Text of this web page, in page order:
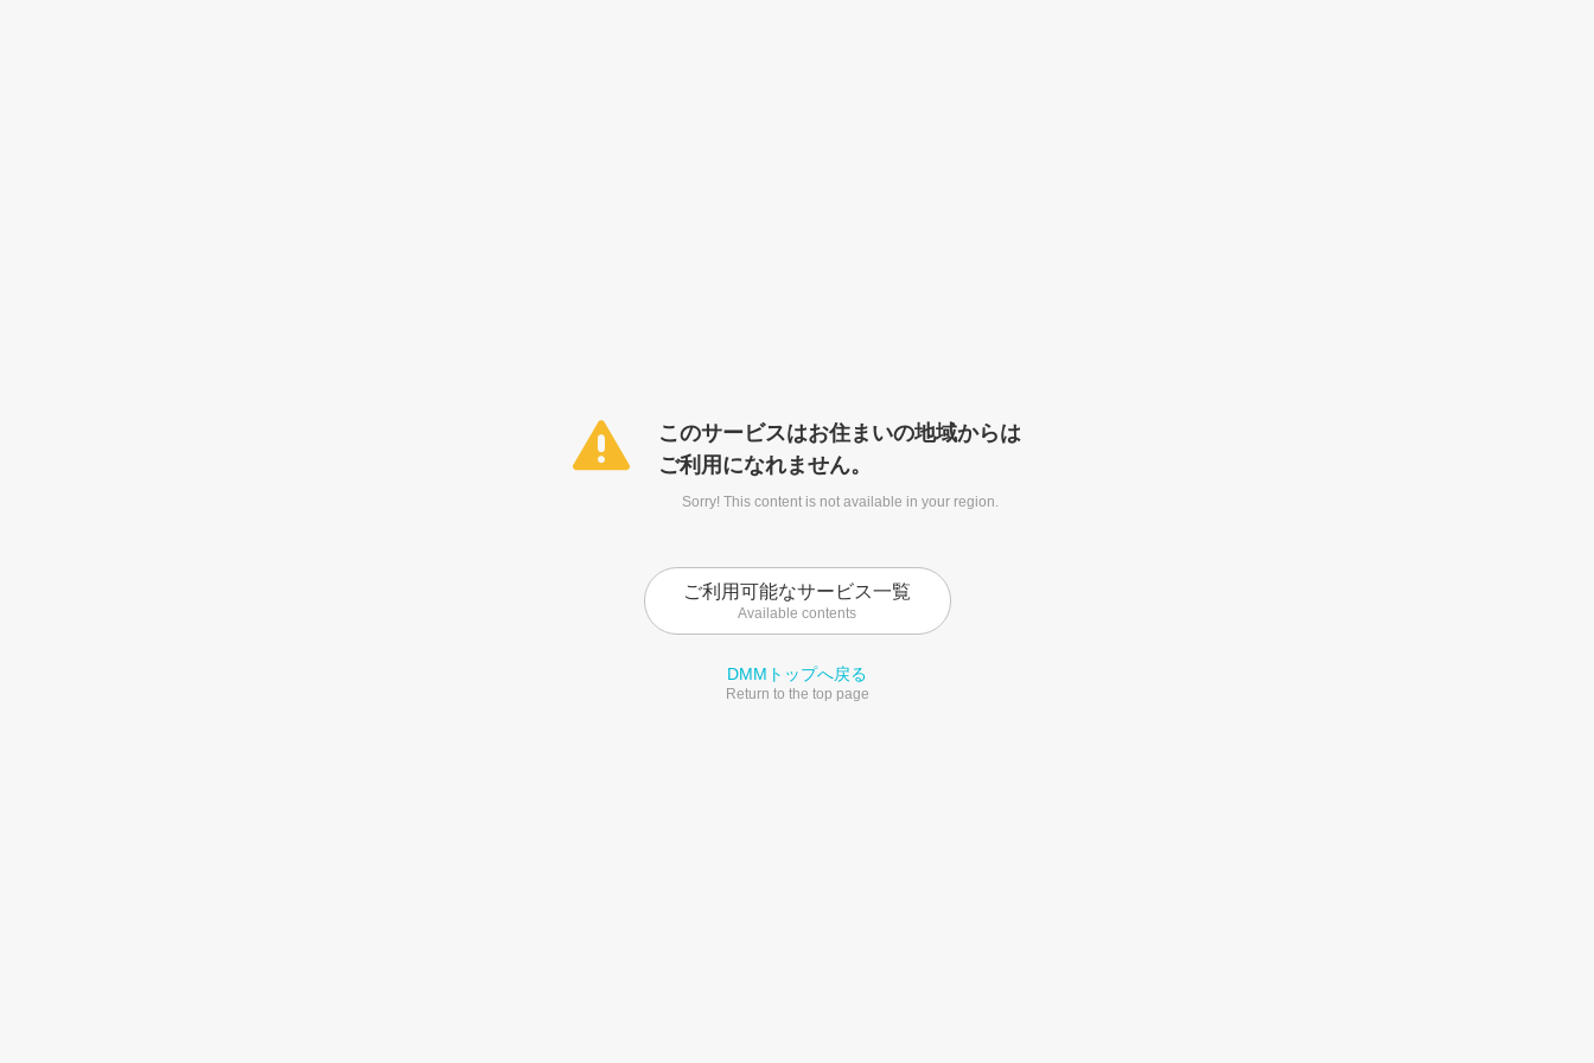
このサービスはお住まいの地域からは
ご利用になれません。
Sorry! This content is not available in your region.
ご利用可能なサービス一覧
Available contents
DMMトップへ戻る
Return to the top page